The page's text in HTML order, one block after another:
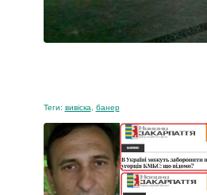
Теги: вивіска банер